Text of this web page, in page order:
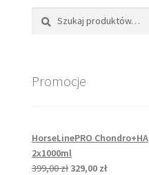
Szukaj:
Szukaj
Promocje
HorseLinePRO Chondro+HA
2x1000ml
399,00zł Pierwotna
329,00 złAktualna